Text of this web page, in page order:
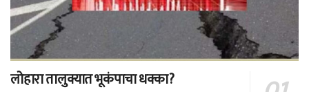
लोहारा तालुक्यात भूकंपाचा धक्का?